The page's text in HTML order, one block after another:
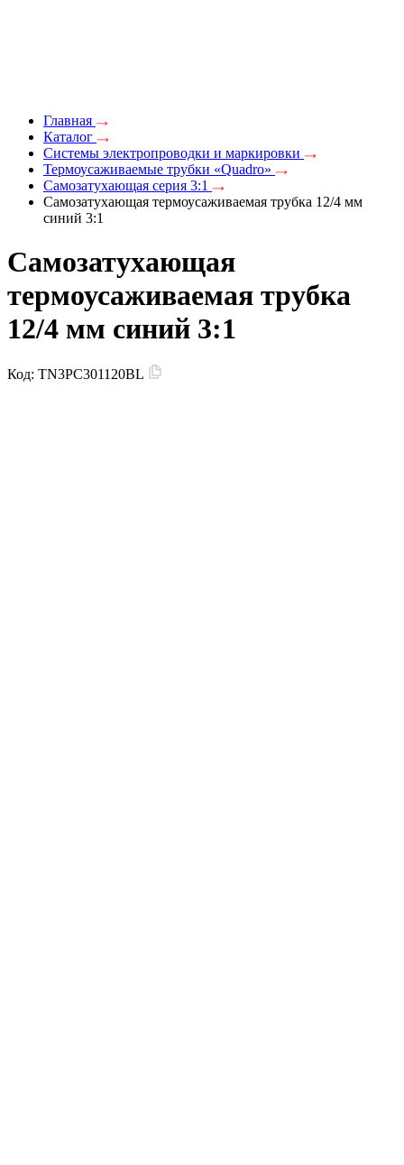
Главная
Каталог
Системы электропроводки и маркировки
Термоусаживаемые трубки «Quadro»
Самозатухающая серия 3:1
Самозатухающая термоусаживаемая трубка 12/4 мм
синий 3:1
Самозатухающая
термоусаживаемая трубка
12/4 мм синий 3:1
Код: TN3PC301120BL